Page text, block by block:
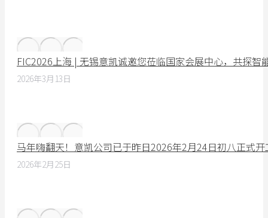
FIC2026上海 | 无锡意凯诚邀您莅临国家会展中心，共探智
2026年3月13日
马年嗨翻天！意凯公司已于昨日2026年2月24日初八正式
2026年2月25日